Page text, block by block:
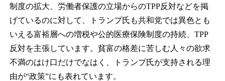
制度の拡大、労働者保護の立場からのTPP反対などを掲
げているのに対して、トランプ氏も共和党では異色とも
いえる富裕層への増税や公的医療保険制度の持続、TPP
反対を主張しています。貧富の格差に苦しむ人々の欲求
不満のはけ口だけでなはく、トランプ氏が支持される理
由が“政策”にも表れています。